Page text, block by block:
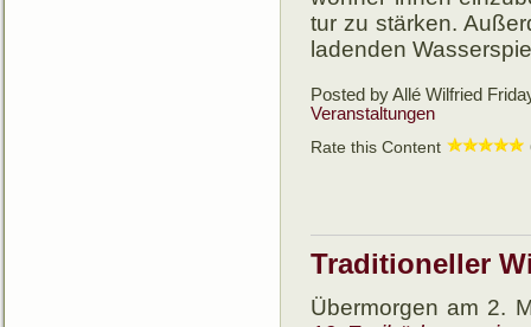
tur zu stär­ken.
la­den­den
Posted by Allé Wilfried
Veranstaltungen
Rate this Content
Traditioneller
Übermorgen am 2.